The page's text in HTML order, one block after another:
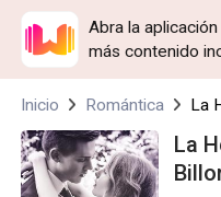
Abra la
más contenido
Inicio Romántica
La